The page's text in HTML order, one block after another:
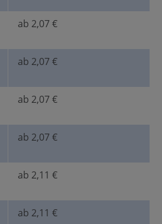
ab 2,07 €
ab 2,07 €
ab 2,07 €
ab 2,07 €
ab 2,11 €
ab 2,11 €